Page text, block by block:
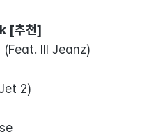
[추천]
Ill Jeanz)
2)